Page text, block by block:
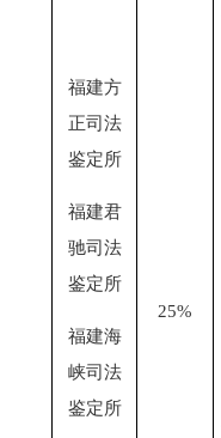
福建方
正司法
鉴定所
福建君
驰司法
鉴定所
福建海
峡司法
鉴定所
25%